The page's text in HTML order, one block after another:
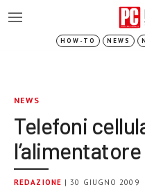
HOW-TO NEWS
NEWS
Telefoni
REDAZIONE | 30 GIUGNO 2009